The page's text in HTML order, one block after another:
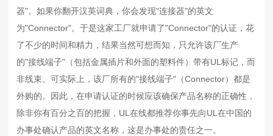
器"。如果你翻开汉英词典，你会发现"连接器"的英文
为"Connector"。于是这家工厂就申请了"Connector"的认证，花
了不少的时间和精力，结果当然可想而知，只允许该厂生产
的"接线端子"（包括金属插片和外面的塑料件）带有UL标记，而
非线束。可实际上，该厂所有的"接线端子"（Connector）都是
外购的。因此，在申请认证的时候应该确保产品名称的正确性，
除非你有百分之百的把握，UL在线都推荐你事先向UL在中国的
办事处确认产品的英文名称，这是办事处的责任之一。